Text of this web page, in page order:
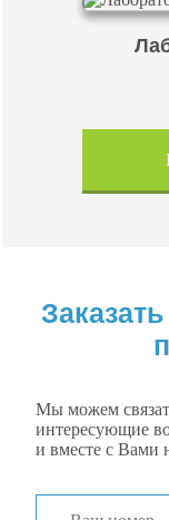
Мы можем
интересующие
и вместе с Вами